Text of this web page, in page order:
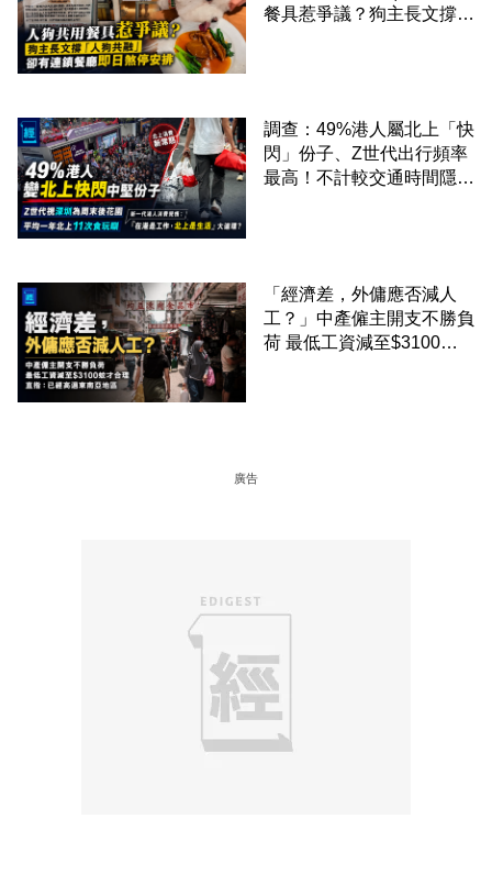
餐具惹爭議？狗主長文撐
調查：49%港人屬北上「快
閃」份子、Z世代出行頻率
最高！不計較交通時間隱形
「經濟差，外傭應否減人
工？」中產僱主開支不勝負
荷 最低工資減至$3100蚊
廣告